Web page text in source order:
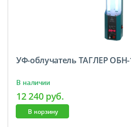
УФ-облучатель ТАГЛЕР
В наличии
12 240 руб.
В корзину